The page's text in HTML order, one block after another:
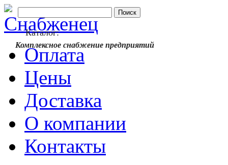
Оплата
Цены
Доставка
О компании
Контакты
Комплексное снабжение предприятий
Каталог: